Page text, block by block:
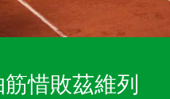
惜敗茲維列